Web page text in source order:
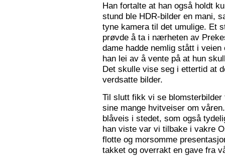
Han fortalte at han også holdt
stund ble HDR-bilder en mani,
tyne kamera til det umulige. Et
prøvde å ta i nærheten av
dame hadde nemlig stått i
han lei av å vente på at hun
Det skulle vise seg i ettertid at
verdsatte bilder.
Til slutt fikk vi se
sine mange hvitveiser om
blåveis i stedet, som også
han viste var vi tilbake i vakre
flotte og morsomme
takket og overrakt en gave fra